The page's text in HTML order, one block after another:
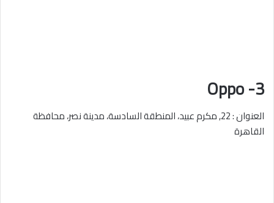
3- Oppo
العنوان : 22, مكرم عبيد، المنطقة السادسة، مدينة نصر، محافظة
القاهرة‬